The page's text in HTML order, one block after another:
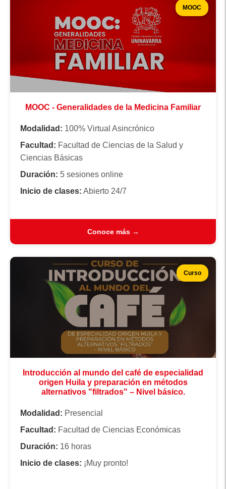
MOOC
MOOC - Generalidades de la Medicina Familiar
Modalidad: 100% Virtual Asincrónico
Facultad: Facultad de Ciencias de la Salud y
Ciencias Básicas
Duración: 5 sesiones online
Inicio de clases: Abierto 24/7
Conoce más →
Curso
origen Huila y preparación en métodos
alternativos "filtrados" – Nivel básico.
Modalidad: Presencial
Facultad: Facultad de Ciencias Económicas
Duración: 16 horas
Inicio de clases: ¡Muy pronto!